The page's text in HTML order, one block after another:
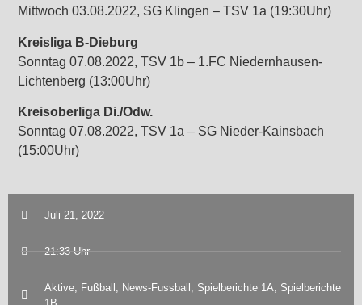
Juli 21, 2022
21:33 Uhr
Aktive, Fußball , News-Fussball , Spielberichte 1A, Spielberichte
Mittwoch 03.08.2022, SG Klingen – TSV 1a (19:30Uhr)
Kreisliga B-Dieburg
Sonntag 07.08.2022, TSV 1b – 1.FC Niedernhausen-
Lichtenberg (13:00Uhr)
Kreisoberliga Di./Odw.
Sonntag 07.08.2022, TSV 1a – SG Nieder-Kainsbach
(15:00Uhr)